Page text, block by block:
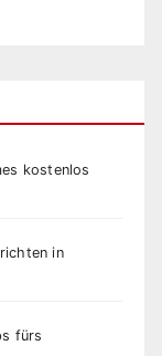
kostenlos
in
fürs